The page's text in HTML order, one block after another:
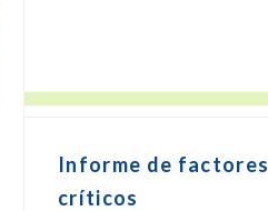
Informe de factores
críticos